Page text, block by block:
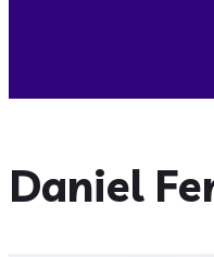
Daniel